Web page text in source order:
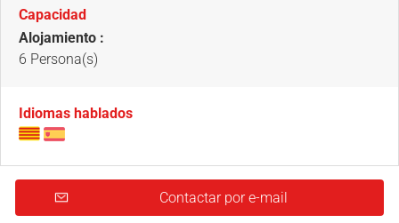
Capacidad
Alojamiento :
6 Persona(s)
Idiomas hablados
Contactar por e-mail